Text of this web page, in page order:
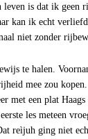
is dat ik geen
kan ik echt
niet zonder
te halen.
mee zou
met een plat
les meteen
reìjuh ging niet